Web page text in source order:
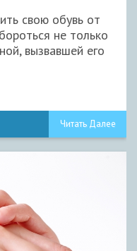
свою обувь от
не только
вызвавшей его
Читать Далее